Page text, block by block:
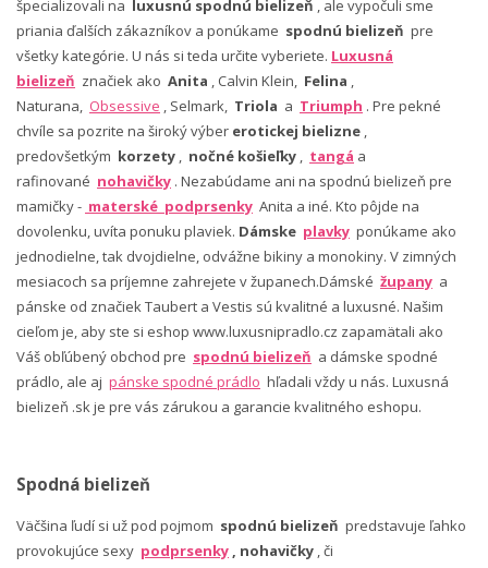
špecializovali na luxusnú spodnú bielizeň , ale vypočuli sme
priania ďalších zákazníkov a ponúkame spodnú bielizeň pre
všetky kategórie. U nás si teda určite vyberiete. Luxusná
bielizeň značiek ako Anita , Calvin Klein, Felina ,
Naturana, Obsessive , Selmark, Triola a Triumph . Pre pekné
chvíle sa pozrite na široký výber erotickej bielizne ,
predovšetkým korzety , nočné košieľky , tangá a
rafinované nohavičky . Nezabúdame ani na spodnú bielizeň pre
mamičky - materské podprsenky Anita a iné. Kto pôjde na
dovolenku, uvíta ponuku plaviek. Dámske plavky ponúkame ako
jednodielne, tak dvojdielne, odvážne bikiny a monokiny. V zimných
mesiacoch sa príjemne zahrejete v županech.Dámské župany a
pánske od značiek Taubert a Vestis sú kvalitné a luxusné. Našim
cieľom je, aby ste si eshop www.luxusnipradlo.cz zapamätali ako
Váš obľúbený obchod pre spodnú bielizeň a dámske spodné
prádlo, ale aj pánske spodné prádlo hľadali vždy u nás. Luxusná
bielizeň .sk je pre vás zárukou a garancie kvalitného eshopu.
Spodná bielizeň
Väčšina ľudí si už pod pojmom spodnú bielizeň predstavuje ľahko
provokujúce sexy podprsenky , nohavičky , či